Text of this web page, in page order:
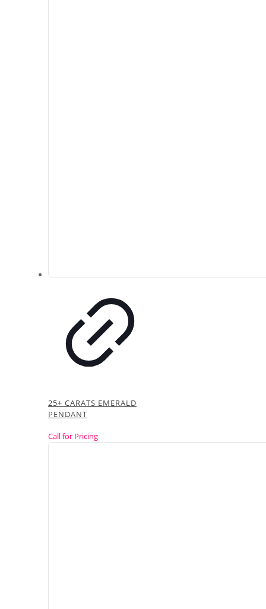
25+ CARATS EMERALD
PENDANT
Call for Pricing